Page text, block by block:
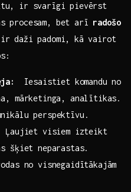
ir svarīgi pievērst
procesam, bet arī⁤ radošo
daži padomi,⁣ kā vairot
⁢ Iesaistiet komandu no
mārketinga, analītikas.
perspektīvu.
‌ Ļaujiet visiem izteikt
šķiet ‌neparastas.
no visnegaidītākajām